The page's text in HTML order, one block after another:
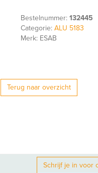
Bestelnummer:132445
Categorie:ALU 5183
Merk: ESAB
Terug naar overzicht
Schrijf je in voor